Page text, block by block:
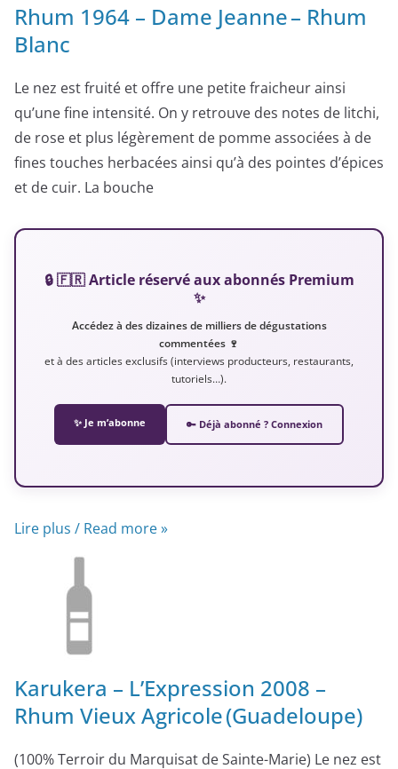
Rhum 1964 – Dame Jeanne – Rhum
Blanc
Le nez est fruité et offre une petite fraicheur ainsi
qu’une fine intensité. On y retrouve des notes de litchi,
de rose et plus légèrement de pomme associées à de
fines touches herbacées ainsi qu’à des pointes d’épices
et de cuir. La bouche
🔒 🇫🇷 Article réservé aux abonnés Premium
✨
Accédez à des dizaines de milliers de dégustations
commentées 🍷
et à des articles exclusifs (interviews producteurs, restaurants,
tutoriels…).
✨ Je m’abonne 🔑 Déjà abonné ? Connexion
Lire plus / Read more »
Karukera – L’Expression 2008 –
Rhum Vieux Agricole (Guadeloupe)
(100% Terroir du Marquisat de Sainte-Marie) Le nez est